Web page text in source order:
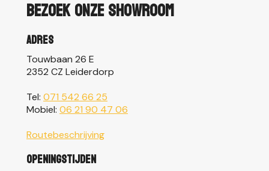
Bezoek onze showroom
Adres
Touwbaan 26 E
2352 CZ Leiderdorp
Tel: 071 542 66 25
Mobiel: 06 21 90 47 06
Routebeschrijving
Openingstijden